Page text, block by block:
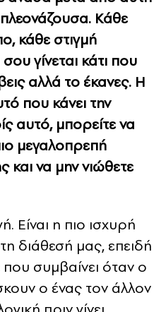
Κάθε
κάθε στιγμή
γίνεται κάτι που
αλλά το έκανες. Η
που κάνει την
αυτό, μπορείτε να
μεγαλοπρεπή
και να μην νιώθετε
Είναι η πιο ισχυρή
διάθεσή μας, επειδή
συμβαίνει όταν ο
ο ένας τον άλλον